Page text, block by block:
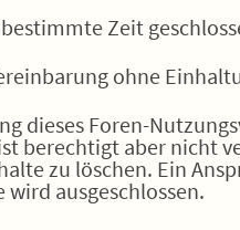
Zeit
ohne
dieses Foren-
berechtigt aber nicht
zu löschen. Ein
ausgeschlossen.